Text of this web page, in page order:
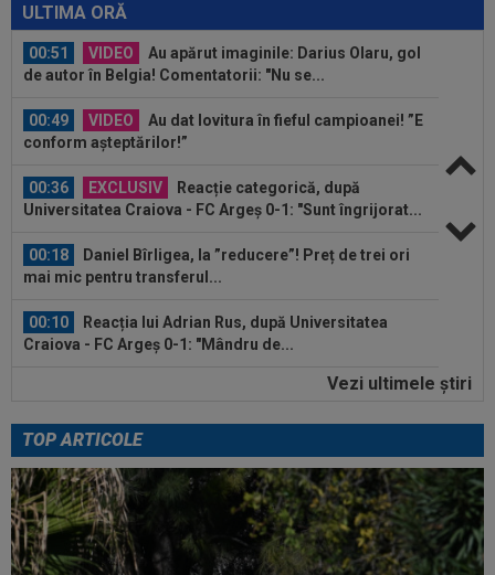
ULTIMA ORĂ
ce Universitatea Craiova a...
00:51 VIDEO
Au apărut imaginile: Darius Olaru, gol
de autor în Belgia! Comentatorii: "Nu se...
00:49 VIDEO
Au dat lovitura în fieful campioanei! ”E
conform așteptărilor!”
00:36 EXCLUSIV
Reacție categorică, după
Universitatea Craiova - FC Argeș 0-1: "Sunt îngrijorat...
00:18
Daniel Bîrligea, la ”reducere”! Preț de trei ori
mai mic pentru transferul...
00:10
Reacția lui Adrian Rus, după Universitatea
Craiova - FC Argeș 0-1: "Mândru de...
Jucătorul "cu mobilitate de
00:56 VIDEO
Bogdan Andone, pus pe glume după
Craiova - FC Argeș 0-1! Ce i-a spus lui Gigi...
00:52
Filipe Coelho a surprins pe toată lumea, după
ce Universitatea Craiova a...
Vezi ultimele ştiri
TOP ARTICOLE